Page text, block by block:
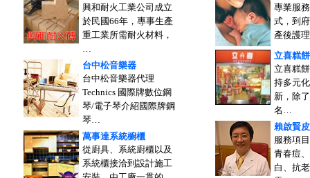
興和耐火工業公司成立
於民國66年，專事生產
重工業所需耐火材料，
…
台中松音樂器
台中松音樂器代理
Technics 國際牌數位鋼
琴/電子琴介紹國際牌鋼
琴…
萬事達系統櫥櫃
從廚具、系統廚櫃以及
系統櫃接洽到設計施工
專業服
式，到
產後護
立喜糕
立喜糕
持多元
新，除
名…
賴啟賢
服務項
青春痘
白、抗